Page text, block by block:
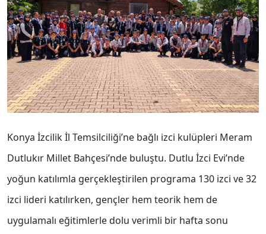
Konya İzcilik İl Temsilciliği’ne bağlı izci kulüpleri Meram
Dutlukır Millet Bahçesi’nde buluştu. Dutlu İzci Evi’nde
yoğun katılımla gerçekleştirilen programa 130 izci ve 32
izci lideri katılırken, gençler hem teorik hem de
uygulamalı eğitimlerle dolu verimli bir hafta sonu